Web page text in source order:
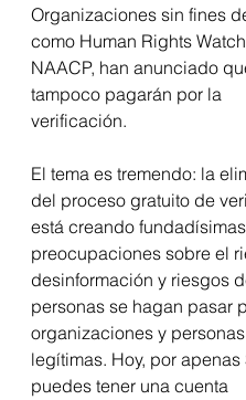
Organizaciones sin fines
como Human Rights
NAACP, han anunciado
tampoco pagarán por la
verificación.
El tema es tremendo: la
del proceso gratuito de
está creando fundadísimas
preocupaciones sobre el
desinformación y riesgos
personas se hagan pasar
organizaciones y personas
legítimas. Hoy, por apenas
puedes tener una cuenta